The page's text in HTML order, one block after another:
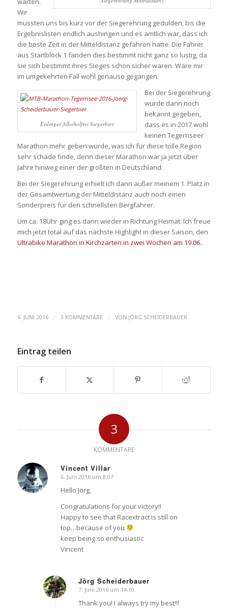
Wir
mussten uns bis kurz vor der Siegerehrung gedulden, bis die
Ergebnislisten endlich aushingen und es amtlich war, dass ich
die beste Zeit in der Mitteldistanz gefahren hatte. Die Fahrer
aus Startblock 1 fanden dies bestimmt nicht ganz so lustig, da
sie sich bestimmt ihres Sieges schon sicher waren. Wäre mir
im umgekehrten Fall wohl genauso gegangen.
Erdinger Alkoholfrei Siegerbier
Bei der Siegerehrung
wurde dann noch
bekannt gegeben,
dass es in 2017 wohl
keinen Tegernseer
Marathon mehr geben würde, was ich für diese tolle Region
sehr schade finde, denn dieser Marathon war ja jetzt über
Jahre hinweg einer der größten in Deutschland.
Bei der Siegerehrung erhielt ich dann außer meinem 1. Platz in
der Gesamtwertung der Mitteldistanz auch noch einen
Sonderpreis für den schnellsten Bergfahrer.
Um ca. 18Uhr ging es dann wieder in Richtung Heimat. Ich freue
mich jetzt total auf das nächste Highlight in dieser Saison, den
Ultrabike Marathon in Kirchzarten in zwei Wochen am 19.06..
6. JUNI 2016 / 3 KOMMENTARE / VON JÖRG SCHEIDERBAUER
Eintrag teilen
3
KOMMENTARE
Vincent Villar
sagte:
6. Juni 2016 um 8:07
Hello Jörg,
Congratulations for your victory!!
Happy to see that Racextract is still on
top…because of you
keep being so enthusiastic
Vincent
Jörg Scheiderbauer
sagte:
7. Juni 2016 um 14:10
Thank you! I always try my best!!!